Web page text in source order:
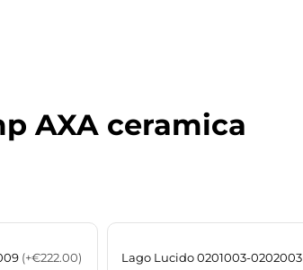
AXA ceramica
(+€222.00) Lago Lucido 0201003-0202003